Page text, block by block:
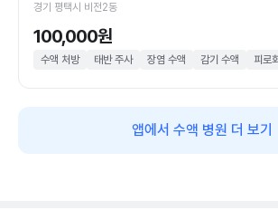
경기 평택시 비전2동
100,000원
수액 처방 태반 주사 장염 수액 감기 수액 피로
앱에서 수액 병원 더 보기